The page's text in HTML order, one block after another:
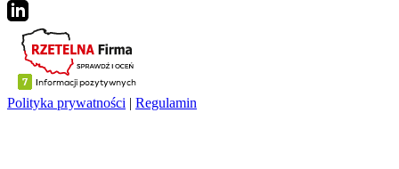
Polityka prywatności | Regulamin